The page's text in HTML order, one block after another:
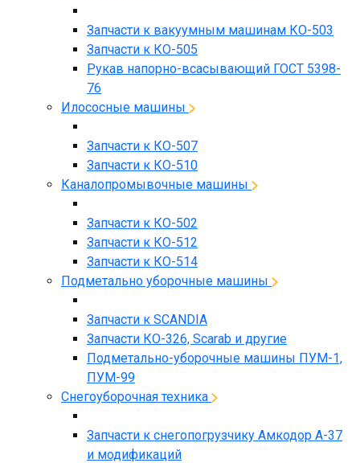
Запчасти к вакуумным машинам КО-503
Запчасти к КО-505
Рукав напорно-всасывающий ГОСТ 5398-
76
Илососные машины
Запчасти к КО-507
Запчасти к КО-510
Каналопромывочные машины
Запчасти к КО-502
Запчасти к КО-512
Запчасти к КО-514
Подметально уборочные машины
Запчасти к SCANDIA
Запчасти КО-326, Scarab и другие
Подметально-уборочные машины ПУМ-1,
ПУМ-99
Снегоуборочная техника
Запчасти к снегопогрузчику Амкодор А-37
и модификаций